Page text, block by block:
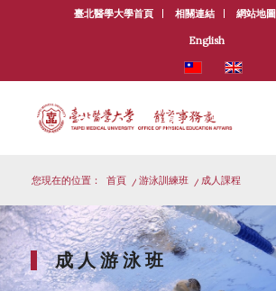
臺北醫學大學首頁 相關連結 網站地圖
English
您現在的位置： 首頁 / 游泳訓練班 / 成人課程
成 人 游 泳 班